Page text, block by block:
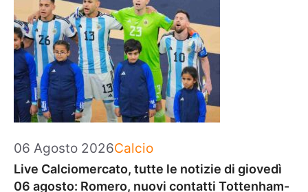
06 Agosto 2026Categorie
Calcio
Live Calciomercato, tutte le notizie di giovedì
06 agosto: Romero, nuovi contatti Tottenham-